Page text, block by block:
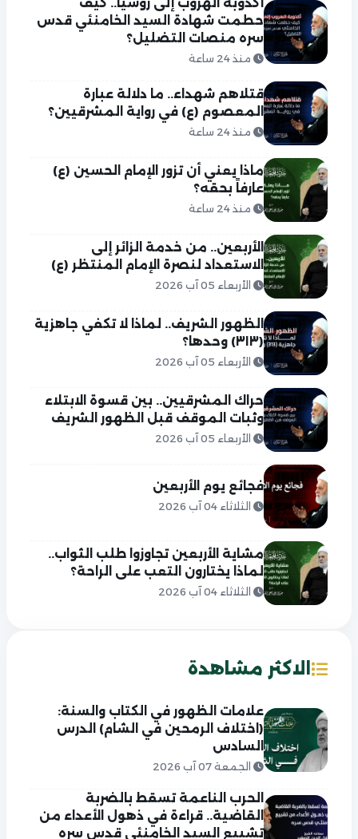
حطمت شهادة السيد الخامنئي قدس
سره منصات التضليل؟
منذ 24 ساعة
قتلاهم شهداء.. ما دلالة عبارة
المعصوم (ع) في رواية المشرقيين؟
منذ 24 ساعة
ماذا يعني أن تزور الإمام الحسين (ع)
عارفاً بحقه؟
منذ 24 ساعة
الأربعين.. من خدمة الزائر إلى
الاستعداد لنصرة الإمام المنتظر (ع)
الأربعاء 05 آب 2026
الظهور الشريف.. لماذا لا تكفي جاهزية
(٣١٣) وحدها؟
الأربعاء 05 آب 2026
حراك المشرقيين.. بين قسوة الابتلاء
وثبات الموقف قبل الظهور الشريف
الأربعاء 05 آب 2026
فجائع يوم الأربعين
الثلاثاء 04 آب 2026
مشاية الأربعين تجاوزوا طلب الثواب..
لماذا يختارون التعب على الراحة؟
الثلاثاء 04 آب 2026
الاكثر مشاهدة
علامات الظهور في الكتاب والسنة:
(اختلاف الرمحين في الشام) الدرس
السادس
الجمعة 07 آب 2026
الحرب الناعمة تسقط بالضربة
القاضية.. قراءة في ذهول الأعداء من
تشييع السيد الخامنئي قدس سره